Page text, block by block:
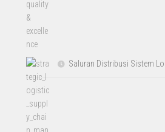
Saluran Distribusi Sistem